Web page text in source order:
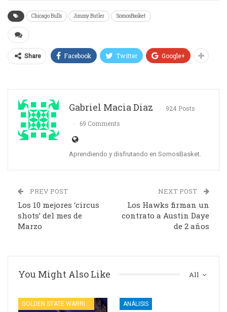
Chicago Bulls Jimmy Butler SomosBasket
Share Facebook Twitter Google+
Gabriel Macia Diaz
924 Posts
69 Comments
Aprendiendo y disfrutando en SomosBasket.
PREV POST
Los 10 mejores ‘circus
shots’ del mes de
Marzo
NEXT POST
Los Hawks firman un
contrato a Austin Daye
de 2 años
All
You Might Also Like
ANÁLISIS